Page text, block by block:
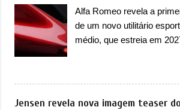
aprimoramentos pelas
comprovadas nas pistas
mundial de carros
Huracán Sterrato. E o
grande parte no
Baseado no Huracán, o
apresentou com o
design ainda mais Mad
característico da Rezvani.
Alfa Romeo revela a
de um novo utilitário
médio, que estreia em
revelou a primeira
novo utilitário esportivo da
previsto para ser lançado
Jensen revela nova imagem teaser